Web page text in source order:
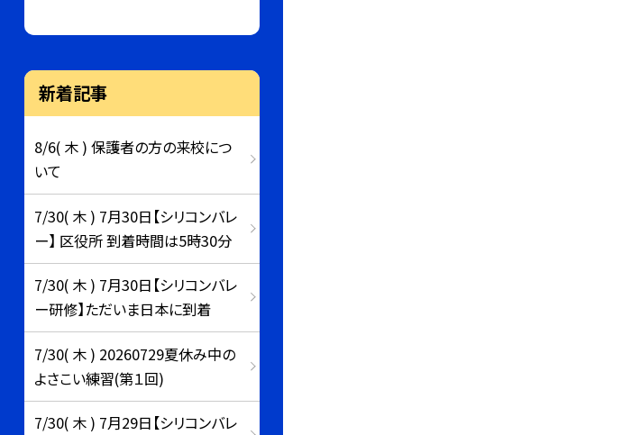
新着記事
8/6( 木 ) 保護者の方の来校につ
いて
7/30( 木 ) 7月30日【シリコンバレ
ー】 区役所 到着時間は5時30分
7/30( 木 ) 7月30日【シリコンバレ
ー研修】ただいま日本に到着
7/30( 木 ) 20260729夏休み中の
よさこい練習(第１回)
7/30( 木 ) 7月29日【シリコンバレ